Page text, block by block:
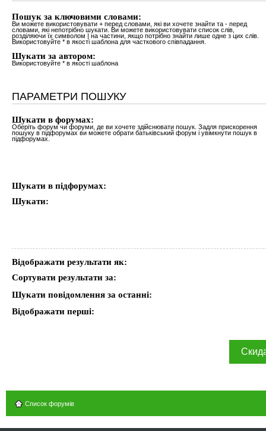
Пошук за ключовими словами:
Ви можете використовувати + перед словами, які ви хочете знайти та - перед
словами, які непотрібно шукати. Ви можете використовувати список слів,
розділяючи їх символом | на частини, якщо потрібно знайти лише одне з цих слів.
Використовуйте * в якості шаблона для часткового співпадання.
Шукати за автором:
Використовуйте * в якості шаблона
ПАРАМЕТРИ ПОШУКУ
Шукати в форумах:
Оберіть форум чи форуми, де ви хочете здійснювати пошук. Задля прискорення
пошуку в підфорумах ви можете обрати батьківський форум і увімкнути пошук в
підфорумах.
Шукати в підфорумах:
Шукати:
Відображати результати як:
Сортувати результати за:
Шукати повідомлення за останні:
Відображати перші:
Список форумів